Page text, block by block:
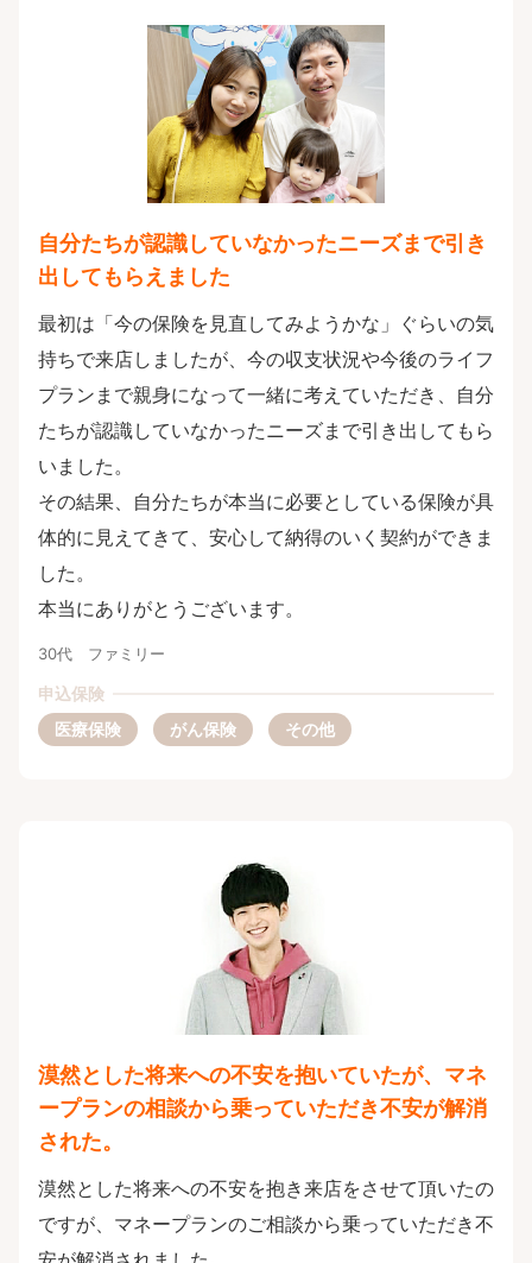
自分たちが認識していなかったニーズまで引き
出してもらえました
最初は「今の保険を見直してみようかな」ぐらいの気
持ちで来店しましたが、今の収支状況や今後のライフ
プランまで親身になって一緒に考えていただき、自分
たちが認識していなかったニーズまで引き出してもら
いました。
その結果、自分たちが本当に必要としている保険が具
体的に見えてきて、安心して納得のいく契約ができま
した。
本当にありがとうございます。
30代 ファミリー
申込保険
医療保険
がん保険 その他
漠然とした将来への不安を抱いていたが、マネ
ープランの相談から乗っていただき不安が解消
された。
漠然とした将来への不安を抱き来店をさせて頂いたの
ですが、マネープランのご相談から乗っていただき不